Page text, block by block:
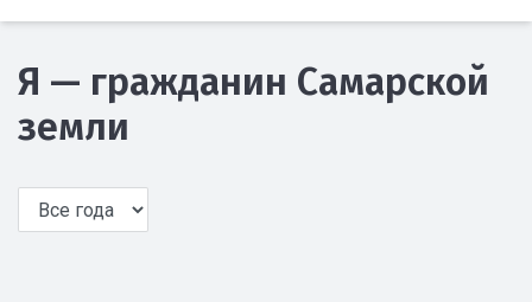
Я — гражданин Самарской
земли